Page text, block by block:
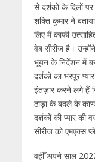
से दर्शकों के दिलों
शक्ति कुमार ने
लिए मैं काफी
वेब सीरीज है।
भूयन के निर्देशन में
दर्शकों का भरपूर
इंतज़ार करने लगे हैं
ठाड़ा के बदले के
दर्शकों की प्यार
सीरीज को एमएक्स
वहीँ अपने साल